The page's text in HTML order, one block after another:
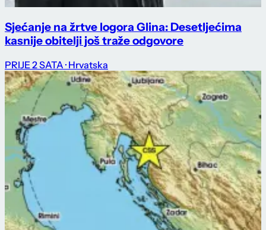
Sjećanje na žrtve logora Glina: Desetljećima
kasnije obitelji još traže odgovore
PRIJE 2 SATA · Hrvatska